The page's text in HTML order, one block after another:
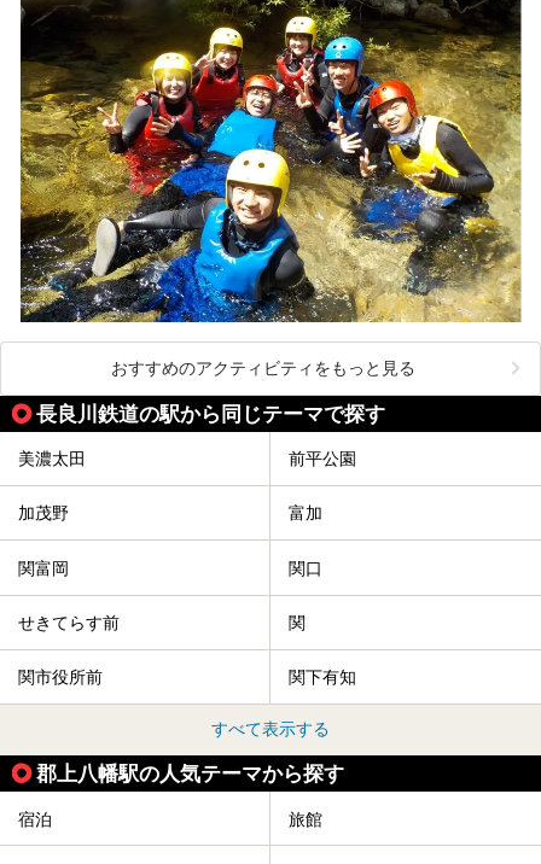
おすすめのアクティビティをもっと見る
長良川鉄道の駅から同じテーマで探す
美濃太田 前平公園
加茂野 富加
関富岡 関口
せきてらす前 関
関市役所前 関下有知
すべて表示する
郡上八幡駅の人気テーマから探す
宿泊 旅館